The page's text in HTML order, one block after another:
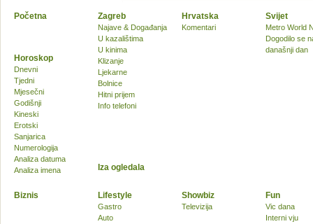
Početna Zagreb
Najave & Događanja
U kazalištima
U kinima
Klizanje
Ljekarne
Bolnice
Hitni prijem
Info telefoni
Hrvatska
Komentari
Svijet
Metro World
Dogodilo se
današnji dan
Biznis Lifestyle
Gastro
Auto
Showbiz
Televizija
Fun
Vic dana
Interni vju
Horoskop
Dnevni
Tjedni
Mjesečni
Godišnji
Kineski
Erotski
Sanjarica
Numerologija
Analiza datuma
Analiza imena
Iza ogledala